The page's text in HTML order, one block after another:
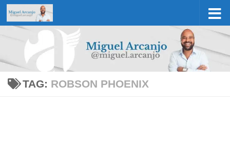
Skip to content
TAG: ROBSON PHOENIX